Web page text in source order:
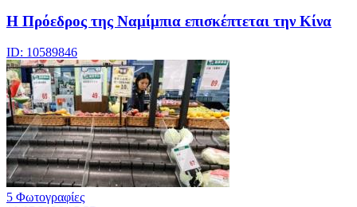
Η Πρόεδρος της Ναμίμπια επισκέπτεται την Κίνα
ID: 10589846
5 Φωτογραφίες